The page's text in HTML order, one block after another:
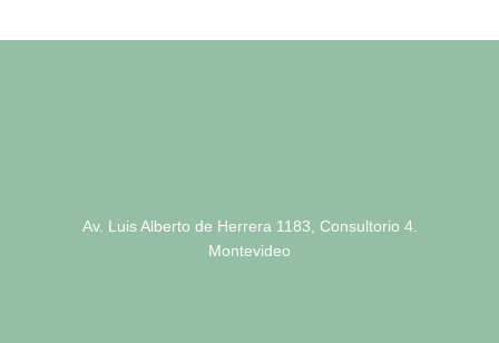
Av. Luis Alberto de Herrera 1183, Consultorio 4.
Montevideo